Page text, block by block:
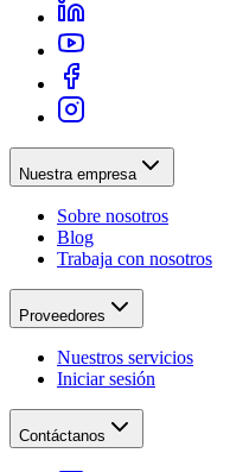
Nuestra empresa
Sobre nosotros
Blog
Trabaja con nosotros
Proveedores
Nuestros servicios
Iniciar sesión
Contáctanos